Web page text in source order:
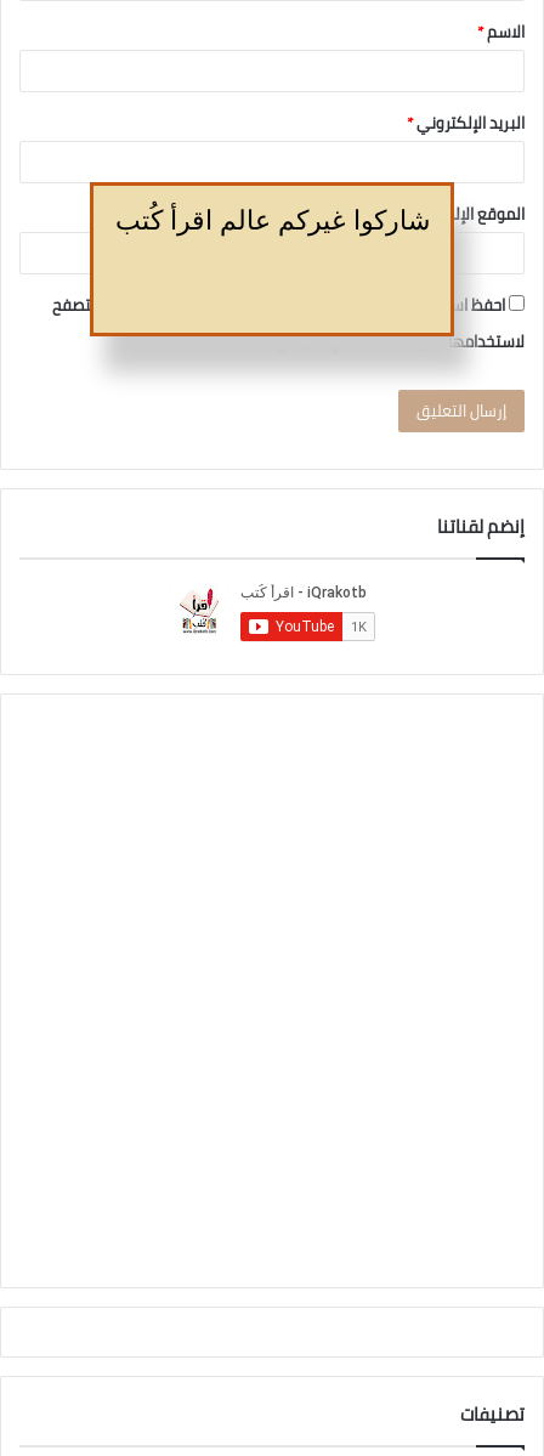
الاسم*
البريد الإلكتروني*
الموقع الإلكتروني
احفظ اسمي، بريدي الإلكتروني، والموقع الإلكتروني في هذا المتصفح
لاستخدامها المرة المقبلة في تعليقي.
إنضم لقناتنا
تصنيفات
شاركوا غيركم عالم اقرأ كُتب